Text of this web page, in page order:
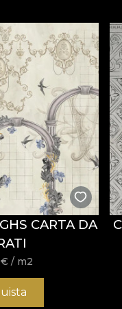
sofisticat,
g/mp, ceea ce îi
Fire Retardant ,
REACH.
la uzură, având
la testul
fără înălbire,
CARTA DA
€ / m2